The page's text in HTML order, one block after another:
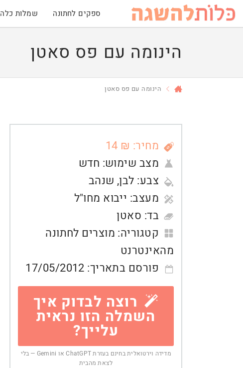
ספקים לחתונה שמלות כלה
הינומה עם פס סאטן
הינומה עם פס סאטן
מחיר: ₪ 14
מצב שימוש: חדש
צבע: לבן, שנהב
מעצב: ייבוא מחו"ל
בד: סאטן
קטגוריה: מוצרים לחתונה
מהאינטרנט
פורסם בתאריך: 17/05/2012
רוצה לבדוק איך
השמלה הזו נראית
עלייך?
מדידה וירטואלית בחינם בעזרת ChatGPT או Gemini — בלי
לצאת מהבית